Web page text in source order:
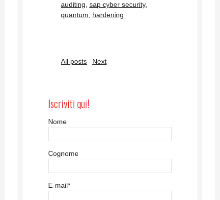
auditing, sap cyber security,
quantum, hardening
All posts Next
Iscriviti qui!
Nome
Cognome
E-mail*